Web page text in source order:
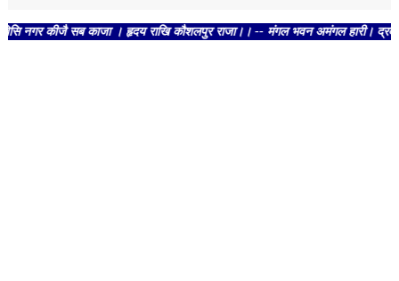
कीजै सब काजा । हृदय राखि कौशलपुर राजा।। -- मंगल भवन अमंगल हारी। द्रवहु